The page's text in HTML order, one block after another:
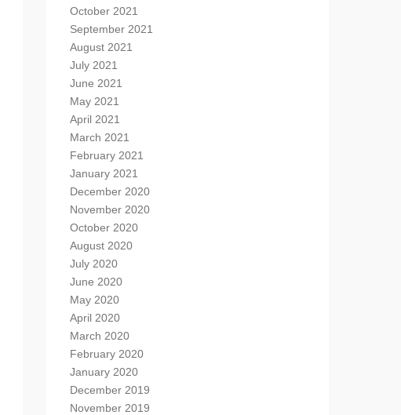
October 2021
September 2021
August 2021
July 2021
June 2021
May 2021
April 2021
March 2021
February 2021
January 2021
December 2020
November 2020
October 2020
August 2020
July 2020
June 2020
May 2020
April 2020
March 2020
February 2020
January 2020
December 2019
November 2019